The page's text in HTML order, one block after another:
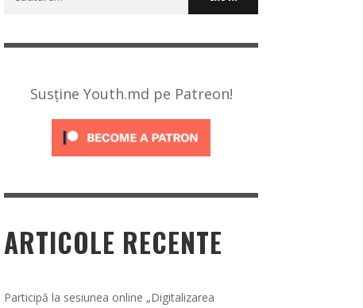
Susține Youth.md pe Patreon!
ARTICOLE RECENTE
Participă la sesiunea online „Digitalizarea